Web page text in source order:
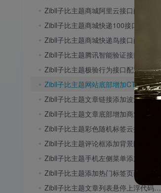
Zibll子比主题商城阿里云接口配置教程
Zibll子比主题商城快递100接口配置教程
Zibll子比主题商城快递鸟接口配置教程
Zibll子比主题腾讯智能验证接口配置教程
Zibll子比主题极验行为接口配置教程
Zibll子比主题网站底部增加CTRL+D收藏按钮教程
Zibll子比主题文章链接添加波浪效果教程
Zibll子比主题文章底部增加商业版权声明教程
Zibll子比主题彩色随机标签云按钮美化教程
Zibll子比主题评论框添加背景图片教程
Zibll子比主题手机左侧菜单添加背景图片教程
Zibll子比主题添加热门标签页面教程
Zibll子比主题文章列表悬停上浮代码教程